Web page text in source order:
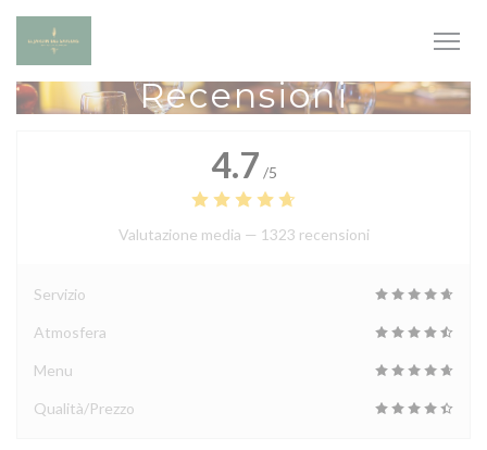
Personalizzazione delle tue scelte sui cookie
Recensioni
4.7 /5
Valutazione media — 1323 recensioni
Servizio
Atmosfera
Menu
Qualità/Prezzo